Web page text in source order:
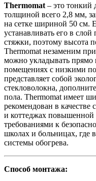
Thermomat – это тонкий
толщиной всего 2,8 мм,
на сетке шириной 50 см.
устанавливать его в слой
стяжки, поэтому высота
Thermomat незаменим
можно укладывать прямо
помещениях с низкими
представляет собой
стекловолокна,
пола. Thermomat имеет
рекомендован в качестве
и коттеджах
требованиями к
школах и больницах, где
системы обогрева.
Способ монтажа: